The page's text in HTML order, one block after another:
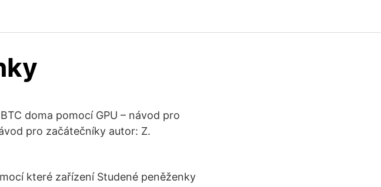
doma pomocí GPU – návod pro
pro začátečníky autor: Z.
které zařízení Studené peněženky